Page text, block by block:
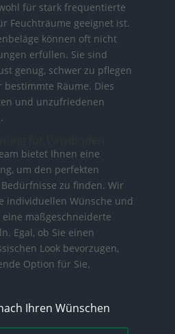
für stark frequentierte
Feuchträume geeignet ist.
können oft nicht
erfüllen. Sie sind
genug, schwer zu pflegen
Räume. Dies
und unzufriedenen
bietet Ihnen eine
um den perfekten
zu finden. Wir
individuellen Wünsche und
maßgeschneiderte
Egal, ob Sie einen
Look bevorzugen,
Option für Sie.
Ihren Wünschen